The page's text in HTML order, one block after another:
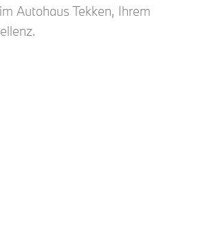
Autohaus Tekken, Ihrem